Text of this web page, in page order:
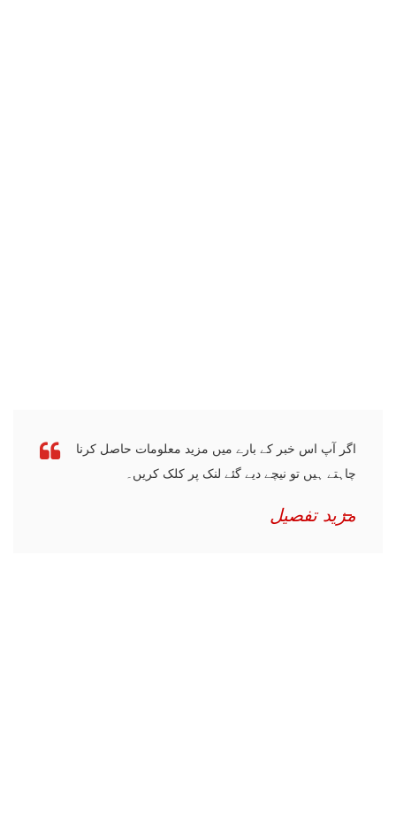
اگر آپ اس خبر کے بارے میں مزید معلومات حاصل کرنا
چاہتے ہیں تو نیچے دیے گئے لنک پر کلک کریں۔
مزید تفصیل